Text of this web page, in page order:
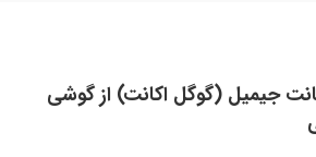
جیمیل (گوگل اکانت) از گوشی